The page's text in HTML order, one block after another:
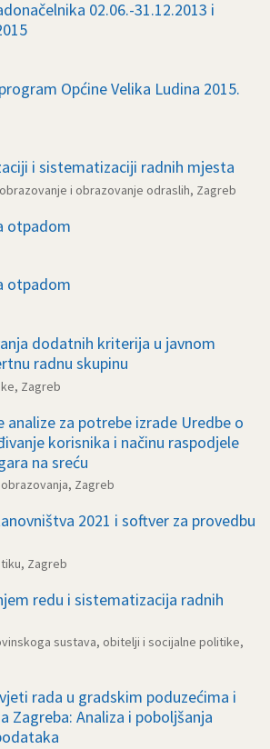
02.06.-31.12.2013 i
Općine Velika Ludina 2015.
i sistematizaciji radnih mjesta
i obrazovanje odraslih, Zagreb
otpadom
otpadom
dodatnih kriterija u javnom
radnu skupinu
Zagreb
analize za potrebe izrade Uredbe o
korisnika i načinu raspodjele
na sreću
Zagreb
2021 i softver za provedbu
Zagreb
redu i sistematizacija radnih
sustava, obitelji i socijalne politike,
rada u gradskim poduzećima i
Zagreba: Analiza i poboljšanja